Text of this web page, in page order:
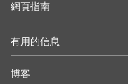
網頁指南
有用的信息
博客